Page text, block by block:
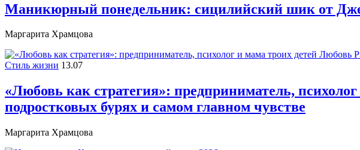
Маникюрный понедельник: сицилийский шик от
Маргарита Храмцова
Стиль жизни 13.07
«Любовь как стратегия»: предприниматель,
подростковых бурях и самом главном чувстве
Маргарита Храмцова